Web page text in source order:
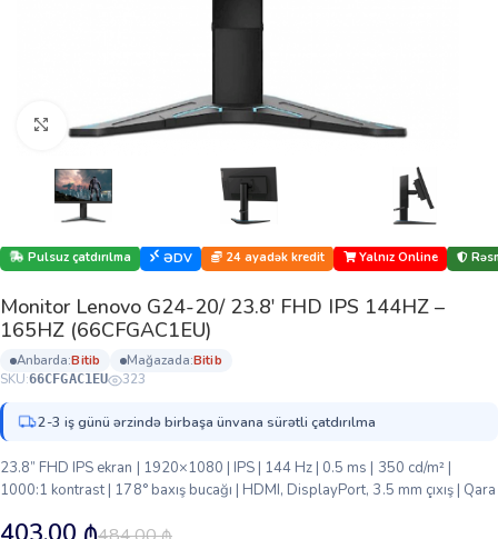
Böyütmək üçün klikləyin
Pulsuz çatdırılma ƏDV 24 ayadək kredit Yalnız Online
Monitor Lenovo G24-20/ 23.8′ FHD IPS 144HZ –
165HZ (66CFGAC1EU)
anbarda: bi̇ti̇b mağazada: bi̇ti̇b
SKU:66CFGAC1EU 323
2-3 iş günü ərzində birbaşa ünvana sürətli çatdırılma
23.8” FHD IPS ekran | 1920×1080 | IPS | 144 Hz | 0.5 ms | 350 cd/m² |
1000:1 kontrast | 178° baxış bucağı | HDMI, DisplayPort, 3.5 mm çıxış | Qara